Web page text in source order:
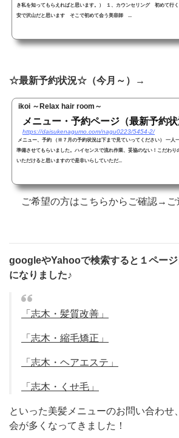
き私を知ってもらえればと思います。） １、カウンセリング 初めて行
安で沢山だと思います そこで初めて会う美容師 ...
☆最新予約状況☆（今月～）→
ikoi ～Relax hair room～
メニュー・予約ページ（最新予約状
https://daisukenagumo.com/nagu0223/5454-2/
メニュー、予約 （※７月の予約状況は下まで見ていってください） 一人
準備させてもらいました。ハイセンスで流れ作業、妥協のない！こだわり
いただけると思いますので是非いらしていただ...
ご希望の方はこちらからご確認→
googleやYahooで検索すると１ページ
になりました♪
「志木・髪質改善」
「志木・縮毛矯正」
「志木・ヘアエステ」
「志木・くせ毛」
といった美髪メニューのお問い合わせ
会が多くなってきました！